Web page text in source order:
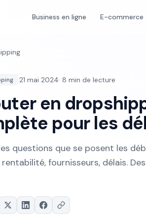
Business en ligne E-commerce
21 mai 2024· 8 min de lecture
en
pour les
questions que se posent les
fournisseurs, délais.